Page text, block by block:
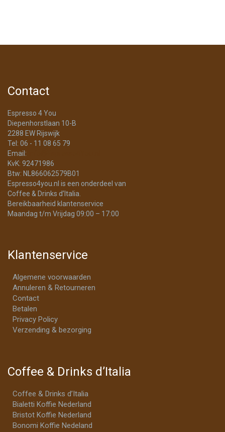
Contact
Espresso 4 You
Diepenhorstlaan 10-B
2288 EW Rijswijk
Tel: 06 - 11 08 65 79
Email:
KvK: 92471986
Btw: NL866062579B01
Espresso4you.nl is een onderdeel van
Coffee & Drinks d’Italia.
Bereikbaarheid klantenservice
Maandag t/m Vrijdag 09:00 – 17:00
Klantenservice
Algemene voorwaarden
Annuleren & Retourneren
Contact
Betalen
Privacy Policy
Verzending & bezorging
Coffee & Drinks d’Italia
Coffee & Drinks d’Italia
Bialetti Koffie Nederland
Bristot Koffie Nederland
Bonomi Koffie Nedeland